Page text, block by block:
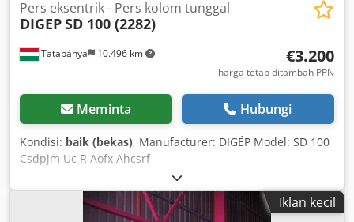
Tatabánya 10.496 km
Pers eksentrik - Pers kolom tunggal
DIGEPSD 100 (2282)
€3.200
harga tetap ditambah PPN
Meminta Hubungi
Kondisi: baik (bekas), Manufacturer: DIGÉP Model: SD 100
Csdpjm Uc R Aofx Ahcsrf
Iklan kecil